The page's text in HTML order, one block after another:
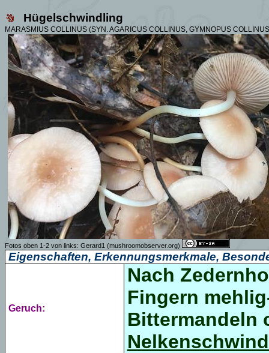
Hügelschwindling
MARASMIUS COLLINUS (SYN. AGARICUS COLLINUS, GYMNOPUS
Fotos oben 1-2 von links: Gerard1 (mushroomobserver.org)
Eigenschaften, Erkennungsmerkmale,
Geruch:
Nach
Fingern
Bittermandeln